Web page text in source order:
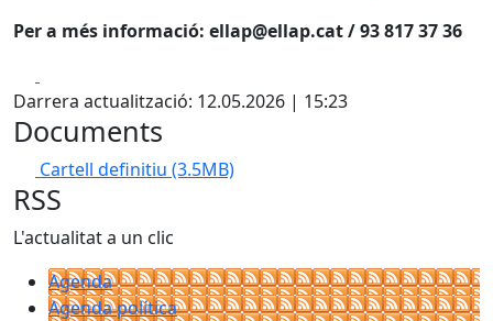
Per a més informació: ellap@ellap.cat / 93 817 37 36
Darrera actualització: 12.05.2026 | 15:23
Documents
Cartell definitiu (3.5MB)
RSS
L'actualitat a un clic
Agenda
Agenda política